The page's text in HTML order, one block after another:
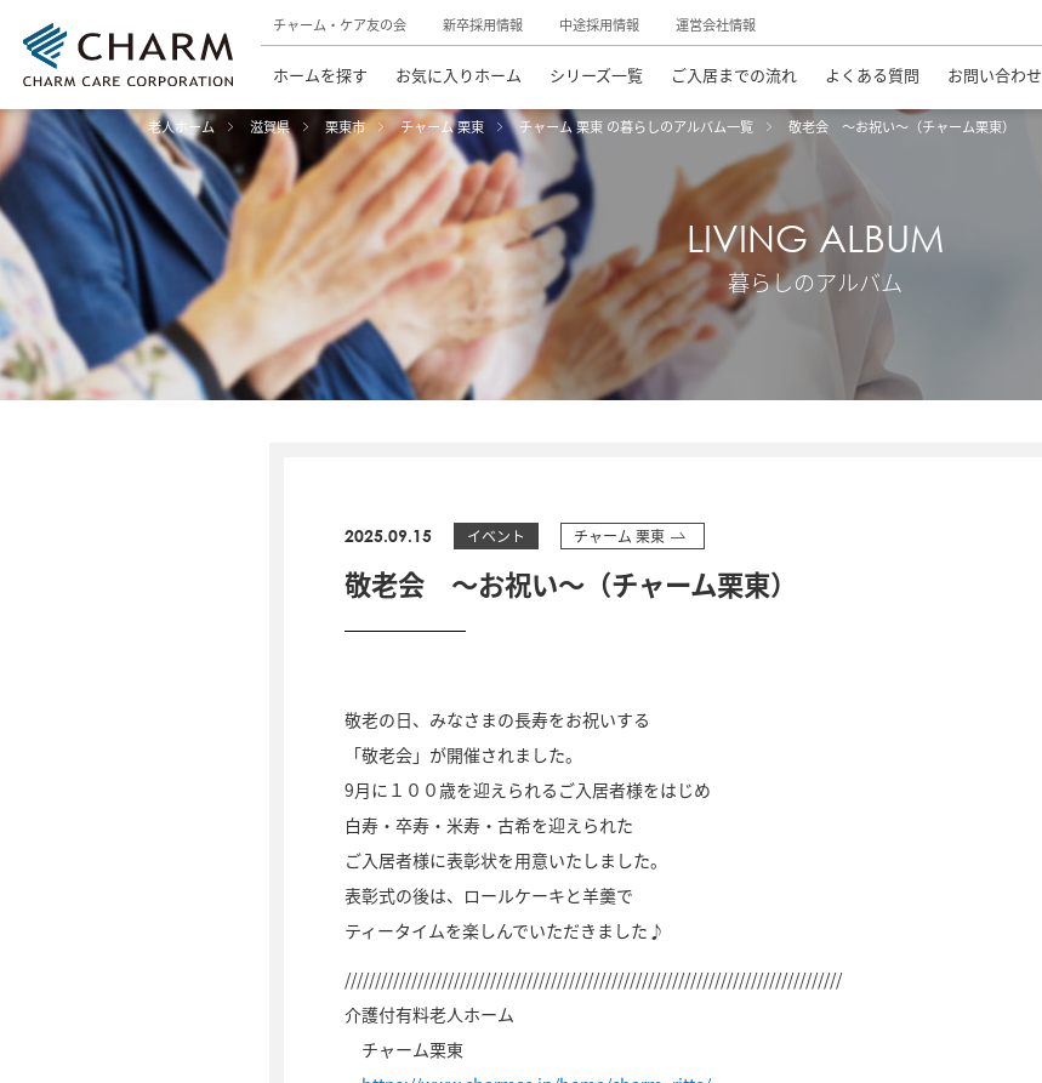
チャーム・ケア友の会 新卒採用情報 中途採用情報 運営会社情報
ホームを探す お気に入りホーム シリーズ一覧 ご入居までの流れ よくある質問 お問い合わせ
老人ホーム 滋賀県 栗東市 チャーム 栗東 チャーム 栗東 の暮らしのアルバム一覧 敬老会 ～お祝い～（チャーム栗東）
LIVING ALBUM
暮らしのアルバム
2025.09.15 イベント チャーム 栗東
敬老会 ～お祝い～（チャーム栗東）
敬老の日、みなさまの長寿をお祝いする
「敬老会」が開催されました。
9月に１００歳を迎えられるご入居者様をはじめ
白寿・卒寿・米寿・古希を迎えられた
ご入居者様に表彰状を用意いたしました。
表彰式の後は、ロールケーキと羊羹で
ティータイムを楽しんでいただきました♪
//////////////////////////////////////////////////////////////////////////////////
介護付有料老人ホーム
チャーム栗東